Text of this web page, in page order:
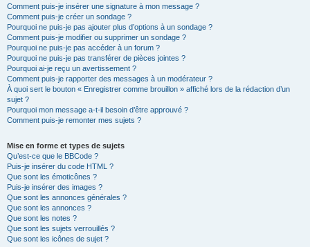
Comment puis-je insérer une signature à mon message ?
Comment puis-je créer un sondage ?
Pourquoi ne puis-je pas ajouter plus d’options à un sondage ?
Comment puis-je modifier ou supprimer un sondage ?
Pourquoi ne puis-je pas accéder à un forum ?
Pourquoi ne puis-je pas transférer de pièces jointes ?
Pourquoi ai-je reçu un avertissement ?
Comment puis-je rapporter des messages à un modérateur ?
À quoi sert le bouton « Enregistrer comme brouillon » affiché lors de la rédaction d’un
sujet ?
Pourquoi mon message a-t-il besoin d’être approuvé ?
Comment puis-je remonter mes sujets ?
Mise en forme et types de sujets
Qu’est-ce que le BBCode ?
Puis-je insérer du code HTML ?
Que sont les émoticônes ?
Puis-je insérer des images ?
Que sont les annonces générales ?
Que sont les annonces ?
Que sont les notes ?
Que sont les sujets verrouillés ?
Que sont les icônes de sujet ?